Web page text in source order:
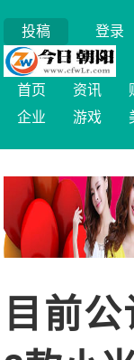
投稿 登录
首页 资讯
企业
游戏
目前